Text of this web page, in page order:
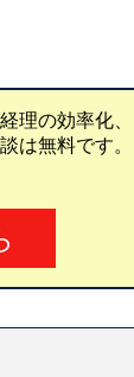
理の効率化、
は無料です。